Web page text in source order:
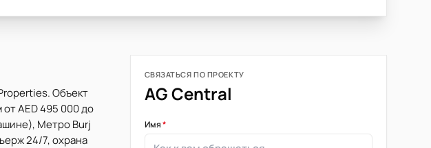
Объект
AED 495 000 до
Метро Burj
24/7, охрана
СВЯЗАТЬСЯ ПО ПРОЕКТУ
AG Central
Имя*